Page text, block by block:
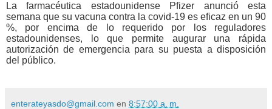
La farmacéutica estadounidense Pfizer anunció esta
semana que su vacuna contra la covid-19 es eficaz en un 90
%, por encima de lo requerido por los reguladores
estadounidenses, lo que permite augurar una rápida
autorización de emergencia para su puesta a disposición
del público.
enterateyasdo@gmail.com en 8:57:00 a. m.